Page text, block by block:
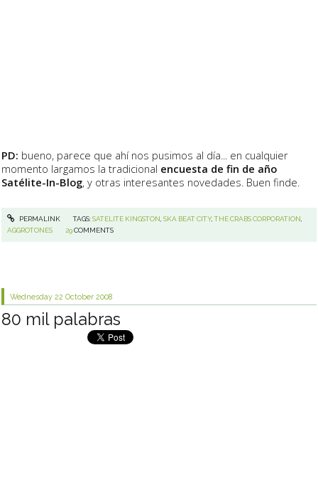
PD: bueno, parece que ahí nos pusimos al día... en cualquier
momento largamos la tradicional encuesta de fin de año
Satélite-In-Blog, y otras interesantes novedades. Buen finde.
PERMALINK TAGS:SATELITE KINGSTON SKA BEAT CITY,THE CRABS CORPORATION
AGGROTONES
29 COMMENTS
Wednesday 22 October 2008
80 mil palabras